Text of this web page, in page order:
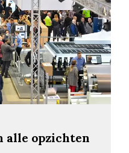
alle opzichten